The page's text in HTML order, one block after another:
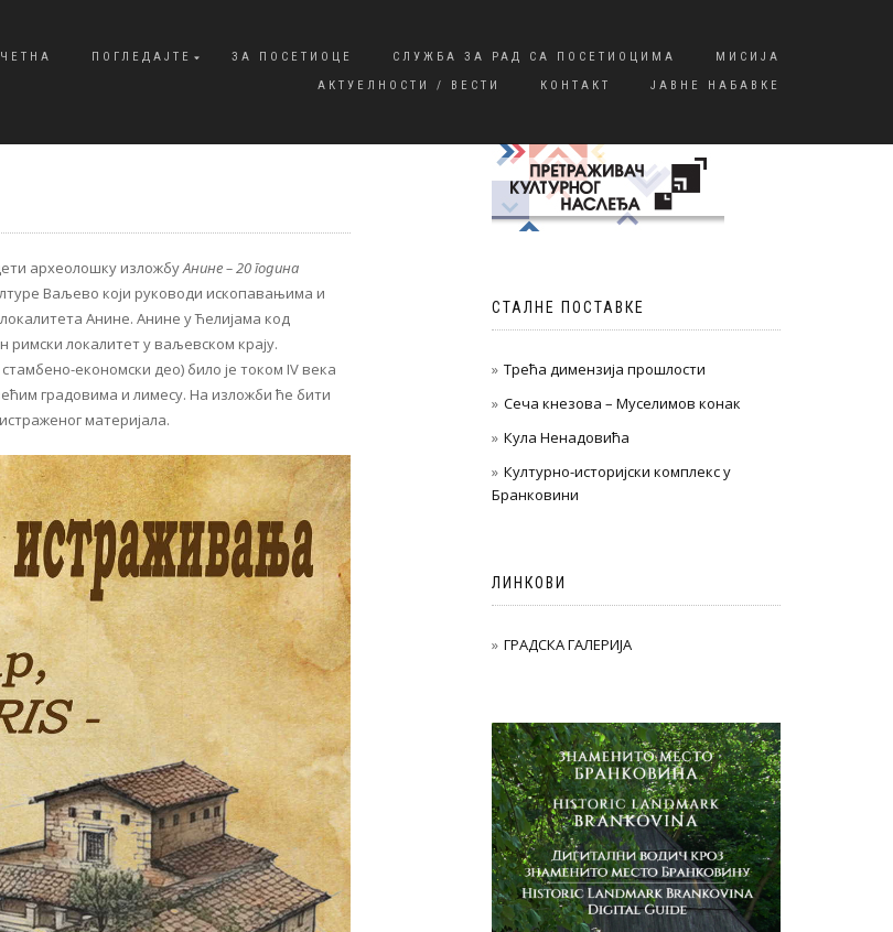
ПОГЛЕДАЈТЕ ЗА ПОСЕТИОЦЕ СЛУЖБА ЗА РАД СА ПОСЕТИОЦИМА
МИСИЈА
АКТУЕЛНОСТИ / ВЕСТИ
КОНТАКТ ЈАВНЕ НАБАВКЕ
археолошку изложбуАнине – 20 година
Ваљево који руководи ископавањима и
Анине. Анине у Ћелијама код
римски локалитет у ваљевском крају.
економски део) било је током IV века
градовима и лимесу. На изложби ће бити
материјала.
СТАЛНЕ ПОСТАВКЕ
Трећа димензија прошлости
Сеча кнезова – Муселимов конак
Кула Ненадовића
Културно-историјски комплекс у
Бранковини
ЛИНКОВИ
ГРАДСКА ГАЛЕРИЈА